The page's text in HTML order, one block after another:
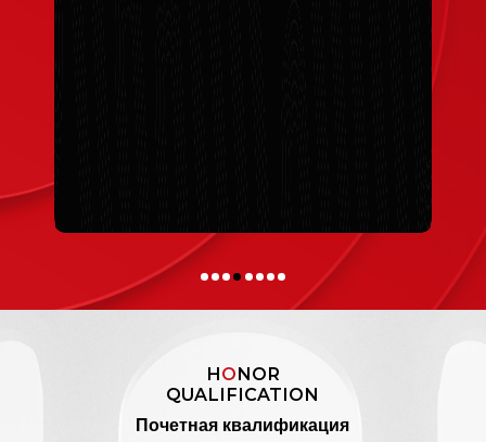
HONOR
QUALIFICATION
Почетная квалификация